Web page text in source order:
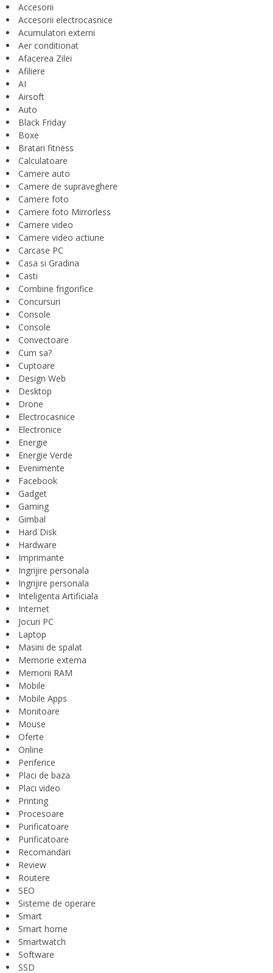
Accesorii
Accesorii electrocasnice
Acumulatori externi
Aer conditionat
Afacerea Zilei
Afiliere
AI
Airsoft
Auto
Black Friday
Boxe
Bratari fitness
Calculatoare
Camere auto
Camere de supraveghere
Camere foto
Camere foto Mirrorless
Camere video
Camere video actiune
Carcase PC
Casa si Gradina
Casti
Combine frigorifice
Concursuri
Console
Console
Convectoare
Cum sa?
Cuptoare
Design Web
Desktop
Drone
Electrocasnice
Electronice
Energie
Energie Verde
Evenimente
Facebook
Gadget
Gaming
Gimbal
Hard Disk
Hardware
Imprimante
Ingrijire personala
Ingrijire personala
Inteligenta Artificiala
Internet
Jocuri PC
Laptop
Masini de spalat
Memorie externa
Memorii RAM
Mobile
Mobile Apps
Monitoare
Mouse
Oferte
Online
Periferice
Placi de baza
Placi video
Printing
Procesoare
Purificatoare
Purificatoare
Recomandari
Review
Routere
SEO
Sisteme de operare
Smart
Smart home
Smartwatch
Software
SSD